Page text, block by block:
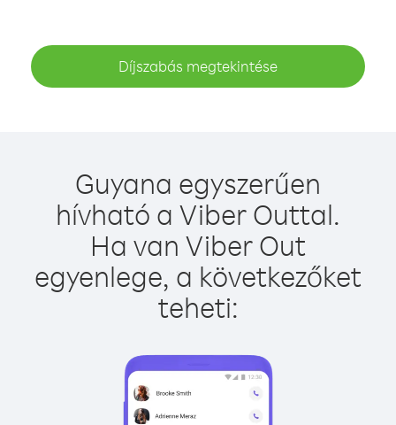
Díjszabás megtekintése
Guyana egyszerűen
hívható a Viber Outtal.
Ha van Viber Out
egyenlege, a következőket
teheti: